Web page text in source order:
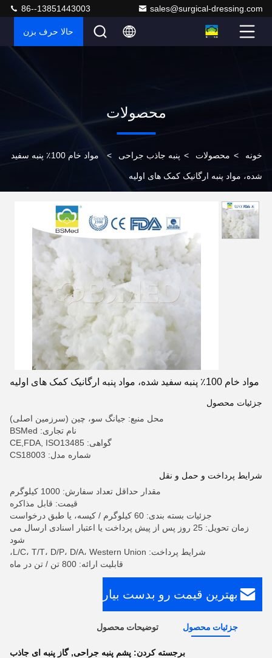
sales@surgical-dressing.com
86--13851443003
حالا حرف بزن
محصولات
خونه > محصولات > پنبه جاذب جراحی > مواد خام 100٪ پنبه سفید
شده، مواد پنبه ارگانیک کمک های اولیه
مواد خام 100٪ پنبه سفید شده، مواد پنبه ارگانیک کمک های اولیه
جزئیات محصول
محل منبع: جیانگ سو، چین (سرزمین اصلی)
نام تجاری: BSMed
گواهی: CE,FDA, ISO13485
شماره مدل: CS18003
شرایط پرداخت و حمل و نقل
مقدار حداقل تعداد سفارش: 1000 کیلوگرم
قیمت: قابل مذاکره
جزئیات بسته بندی: 60 کیلوگرم / کیسه، یا طبق درخواست
زمان تحویل: 25 روز پس از پیش پرداخت یا اعتبار اسنادی ارسال می
شود
شرایط پرداخت: L/C، T/T، D/P، D/A، Western Union،
قابلیت ارائه: 800 تن / تن در ماه
بهترین قیمت رو بدست بیار
جزئیات محصول توضیحات محصول
برجسته کردن: پشم پنبه جراحی,گاز پنبه ای جاذب